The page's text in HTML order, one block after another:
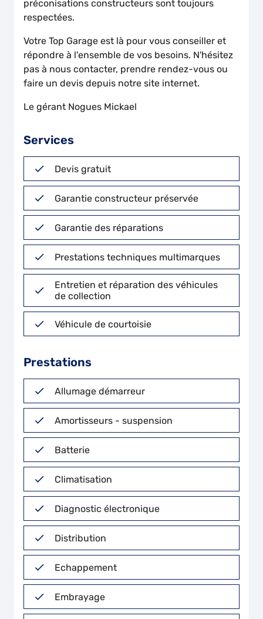
préconisations constructeurs sont toujours
respectées.
Votre Top Garage est là pour vous conseiller et
répondre à l'ensemble de vos besoins. N'hésitez
pas à nous contacter, prendre rendez-vous ou
faire un devis depuis notre site internet.
Le gérant Nogues Mickael
Services
Devis gratuit
Garantie constructeur préservée
Garantie des réparations
Prestations techniques multimarques
Entretien et réparation des véhicules
de collection
Véhicule de courtoisie
Prestations
Allumage démarreur
Amortisseurs - suspension
Batterie
Climatisation
Diagnostic électronique
Distribution
Echappement
Embrayage